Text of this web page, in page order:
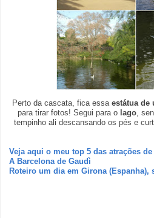
Perto da cascata, fica essa estátua de
para tirar fotos! Segui para o lago ,
tempinho ali descansando os pés e
Veja aqui o meu top 5 das atrações
A Barcelona de Gaudì
Roteiro um dia em Girona (Espanha),